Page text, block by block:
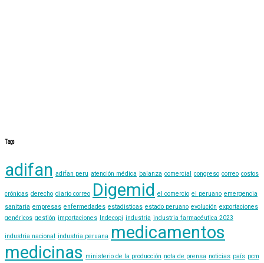
Tags
adifan adifan peru atención médica balanza comercial congreso correo costos
crónicas derecho diario correo Digemid el comercio el peruano emergencia
sanitaria empresas enfermedades estadisticas estado peruano evolución exportaciones
genéricos gestión importaciones Indecopi industria industria farmacéutica 2023
industria nacional industria peruana medicamentos
medicinas ministerio de la producción nota de prensa noticias país pcm